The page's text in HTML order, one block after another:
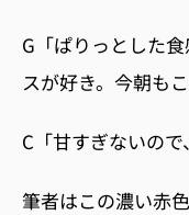
G 「ぱりっとした
スが好き。今朝も
C 「甘すぎないの
筆者はこの濃い赤